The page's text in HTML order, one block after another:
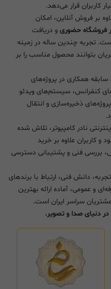
کاربران قرار می‌دهد.
بر فروش آنلاین، امکان
فروشگاه حضوری و دریافت
تجربه چندین ساله در زمینه
بتوانند محصول مناسب را بر
سابقه همکاری در پروژه‌های
کنفرانس، سیستم‌های ویدئو
ذخیره‌سازی و انتقال
نادر کامپیوتر، تلاش شده
کاربران علاوه بر خرید
بررسی فنی و پشتیبانی دسترسی
کامپیوتر با بیش از ۳۵ سال تجربه، دانش فنی، ارتباط با برندهای
و عمومی، آماده ارائه بهترین
سراسر ایران است.
در دنیای صدا و تصویر.